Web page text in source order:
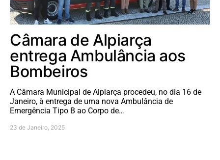
Câmara de Alpiarça
entrega Ambulância aos
Bombeiros
A Câmara Municipal de Alpiarça procedeu, no dia 16 de
Janeiro, à entrega de uma nova Ambulância de
Emergência Tipo B ao Corpo de…
23 de Janeiro, 2025